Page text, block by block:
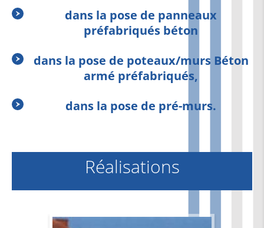
dans la pose de panneaux
préfabriqués béton
dans la pose de poteaux/murs Béton
armé préfabriqués,
dans la pose de pré-murs.
Réalisations